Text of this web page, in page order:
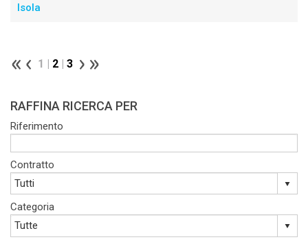
Isola
1 | 2 | 3
RAFFINA RICERCA PER
Riferimento
Contratto
Categoria